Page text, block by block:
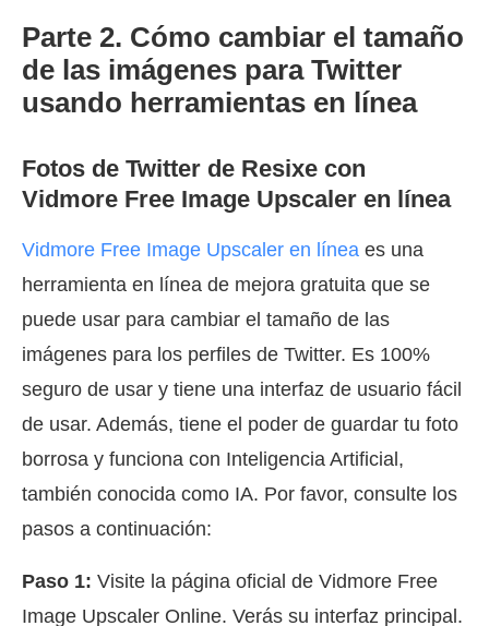
Parte 2. Cómo cambiar el tamaño
de las imágenes para Twitter
usando herramientas en línea
Fotos de Twitter de Resixe con
Vidmore Free Image Upscaler en línea
Vidmore Free Image Upscaler en línea es una
herramienta en línea de mejora gratuita que se
puede usar para cambiar el tamaño de las
imágenes para los perfiles de Twitter. Es 100%
seguro de usar y tiene una interfaz de usuario fácil
de usar. Además, tiene el poder de guardar tu foto
borrosa y funciona con Inteligencia Artificial,
también conocida como IA. Por favor, consulte los
pasos a continuación:
Paso 1: Visite la página oficial de Vidmore Free
Image Upscaler Online. Verás su interfaz principal.